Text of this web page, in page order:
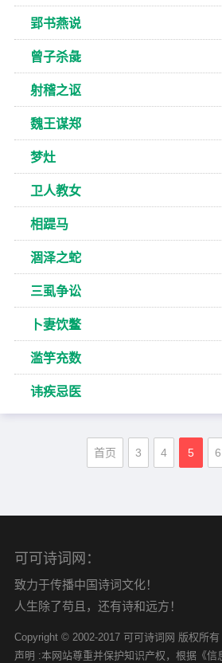
郢书燕说
曾子杀彘
射稽之讴
魏王谋郑
梦灶
卫人教女
相踶马
涸泽之蛇
三虱争讼
卜妻饮鳖
滥竽充数
讳疾忌医
首页 3 4 5 6
可可诗词网：
致力于传播中国诗词文化！
人生除了苟且，还有诗和远方！
Copyright © 2002-2017 可可诗词网 版权所
声明 :本网站尊重并保护知识产权，根据《信